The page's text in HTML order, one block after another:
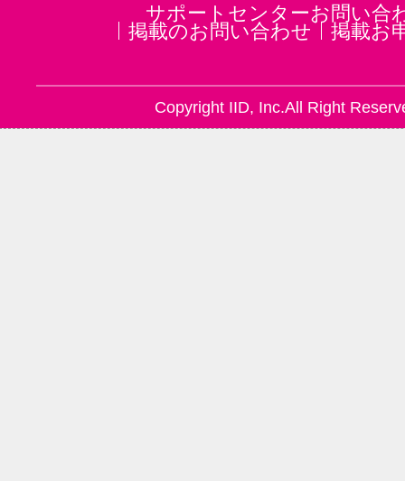
サポートセンターお問い合
掲載のお問い合わせ
掲載お
Copyright IID, Inc.All Right